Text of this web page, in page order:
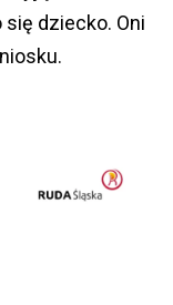
dziecko. Oni